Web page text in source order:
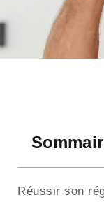
Réussir son